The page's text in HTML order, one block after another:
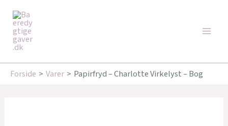
indholdet
Forside Varer Papirfryd – Charlotte Virkelyst – Bog